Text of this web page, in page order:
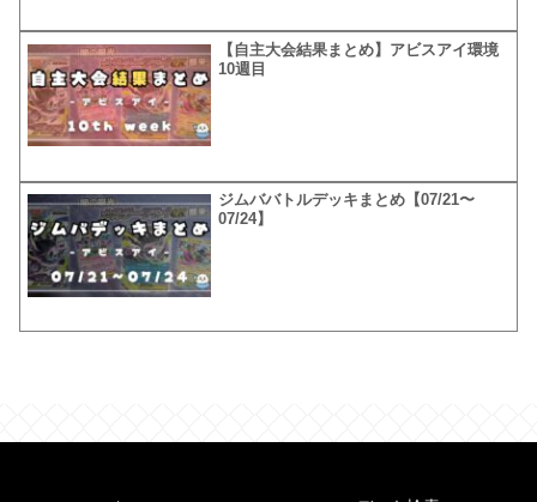
【自主大会結果まとめ】アビスアイ環境
10週目
ジムババトルデッキまとめ【07/21〜
07/24】